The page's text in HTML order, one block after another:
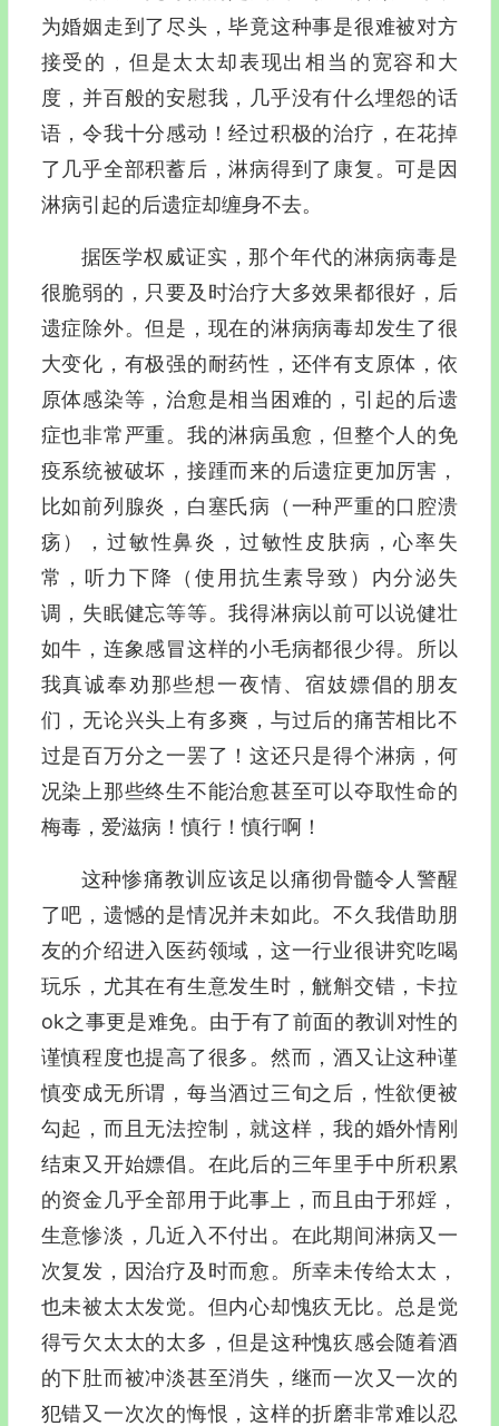
为婚姻走到了尽头，毕竟这种事是很难被对方
接受的，但是太太却表现出相当的宽容和大
度，并百般的安慰我，几乎没有什么埋怨的话
语，令我十分感动！经过积极的治疗，在花掉
了几乎全部积蓄后，淋病得到了康复。可是因
淋病引起的后遗症却缠身不去。
据医学权威证实，那个年代的淋病病毒是
很脆弱的，只要及时治疗大多效果都很好，后
遗症除外。但是，现在的淋病病毒却发生了很
大变化，有极强的耐药性，还伴有支原体，依
原体感染等，治愈是相当困难的，引起的后遗
症也非常严重。我的淋病虽愈，但整个人的免
疫系统被破坏，接踵而来的后遗症更加厉害，
比如前列腺炎，白塞氏病（一种严重的口腔溃
疡），过敏性鼻炎，过敏性皮肤病，心率失
常，听力下降（使用抗生素导致）内分泌失
调，失眠健忘等等。我得淋病以前可以说健壮
如牛，连象感冒这样的小毛病都很少得。所以
我真诚奉劝那些想一夜情、宿妓嫖倡的朋友
们，无论兴头上有多爽，与过后的痛苦相比不
过是百万分之一罢了！这还只是得个淋病，何
况染上那些终生不能治愈甚至可以夺取性命的
梅毒，爱滋病！慎行！慎行啊！
这种惨痛教训应该足以痛彻骨髓令人警醒
了吧，遗憾的是情况并未如此。不久我借助朋
友的介绍进入医药领域，这一行业很讲究吃喝
玩乐，尤其在有生意发生时，觥斛交错，卡拉
ok之事更是难免。由于有了前面的教训对性的
谨慎程度也提高了很多。然而，酒又让这种谨
慎变成无所谓，每当酒过三旬之后，性欲便被
勾起，而且无法控制，就这样，我的婚外情刚
结束又开始嫖倡。在此后的三年里手中所积累
的资金几乎全部用于此事上，而且由于邪婬，
生意惨淡，几近入不付出。在此期间淋病又一
次复发，因治疗及时而愈。所幸未传给太太，
也未被太太发觉。但内心却愧疚无比。总是觉
得亏欠太太的太多，但是这种愧疚感会随着酒
的下肚而被冲淡甚至消失，继而一次又一次的
犯错又一次次的悔恨，这样的折磨非常难以忍